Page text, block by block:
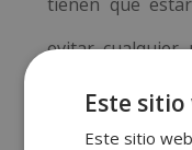
evitar cualquier
sociables
No olvidesla
Este
Este sitio